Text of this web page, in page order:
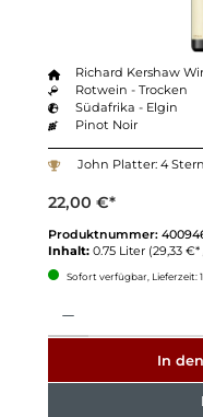
Richard Kershaw
Rotwein - Trocken
Südafrika - Elgin
Pinot Noir
John Platter: 4
22,00 €*
Produktnummer:
Inhalt: 0.75 Liter (29,33 €*
Sofort verfügbar, Lieferzeit:
In